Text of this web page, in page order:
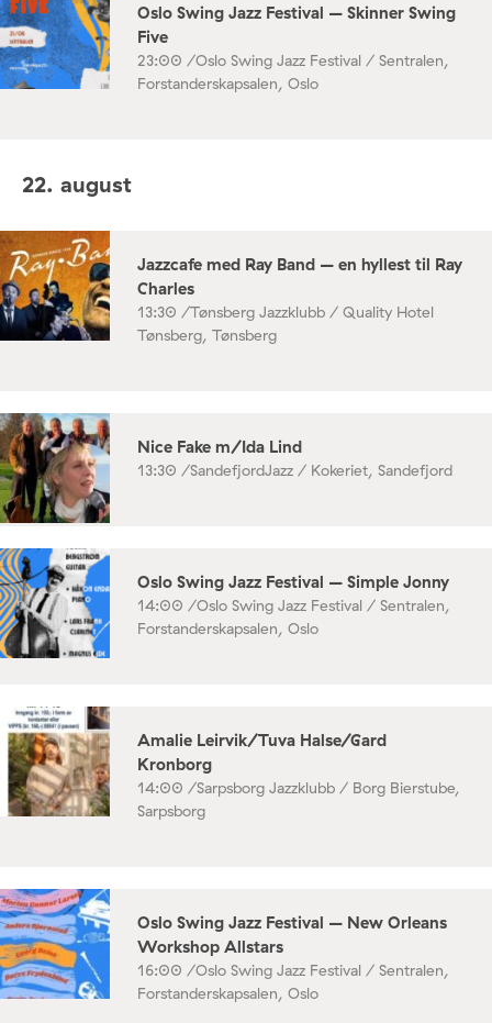
Oslo Swing Jazz Festival – Skinner Swing
Five
23:00 /Oslo Swing Jazz Festival / Sentralen,
Forstanderskapsalen, Oslo
22. august
Jazzcafe med Ray Band – en hyllest til Ray
Charles
13:30 /Tønsberg Jazzklubb / Quality Hotel
Tønsberg, Tønsberg
Nice Fake m/Ida Lind
13:30 /SandefjordJazz / Kokeriet, Sandefjord
Oslo Swing Jazz Festival – Simple Jonny
14:00 /Oslo Swing Jazz Festival / Sentralen,
Forstanderskapsalen, Oslo
Amalie Leirvik/Tuva Halse/Gard
Kronborg
14:00 /Sarpsborg Jazzklubb / Borg Bierstube,
Sarpsborg
Oslo Swing Jazz Festival – New Orleans
Workshop Allstars
16:00 /Oslo Swing Jazz Festival / Sentralen,
Forstanderskapsalen, Oslo